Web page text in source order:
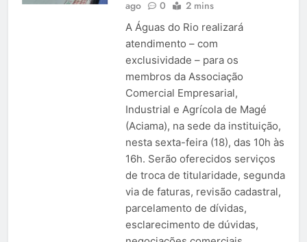
ago
0 2 mins
A Águas do Rio realizará
atendimento – com
exclusividade – para os
membros da Associação
Comercial Empresarial,
Industrial e Agrícola de Magé
(Aciama), na sede da instituição,
nesta sexta-feira (18), das 10h às
16h. Serão oferecidos serviços
de troca de titularidade, segunda
via de faturas, revisão cadastral,
parcelamento de dívidas,
esclarecimento de dúvidas,